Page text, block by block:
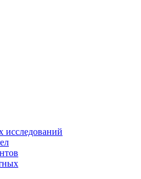
исследований